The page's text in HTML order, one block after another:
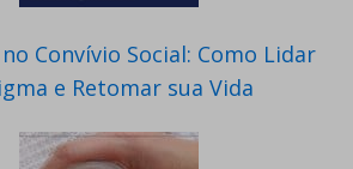
Convívio Social: Como Lidar
e Retomar sua Vida